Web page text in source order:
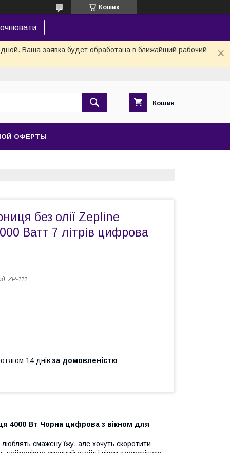
Кошик
Ваша заявка будет обработана в ближайший рабочий
Кошик
ОФЕРТЫ
без олії Zepline
Ватт 7 літрів цифрова
ZP-111
14 днів за домовленістю
4000 Вт Чорна цифрова з вікном для
смажену їжу, але хочуть скоротити